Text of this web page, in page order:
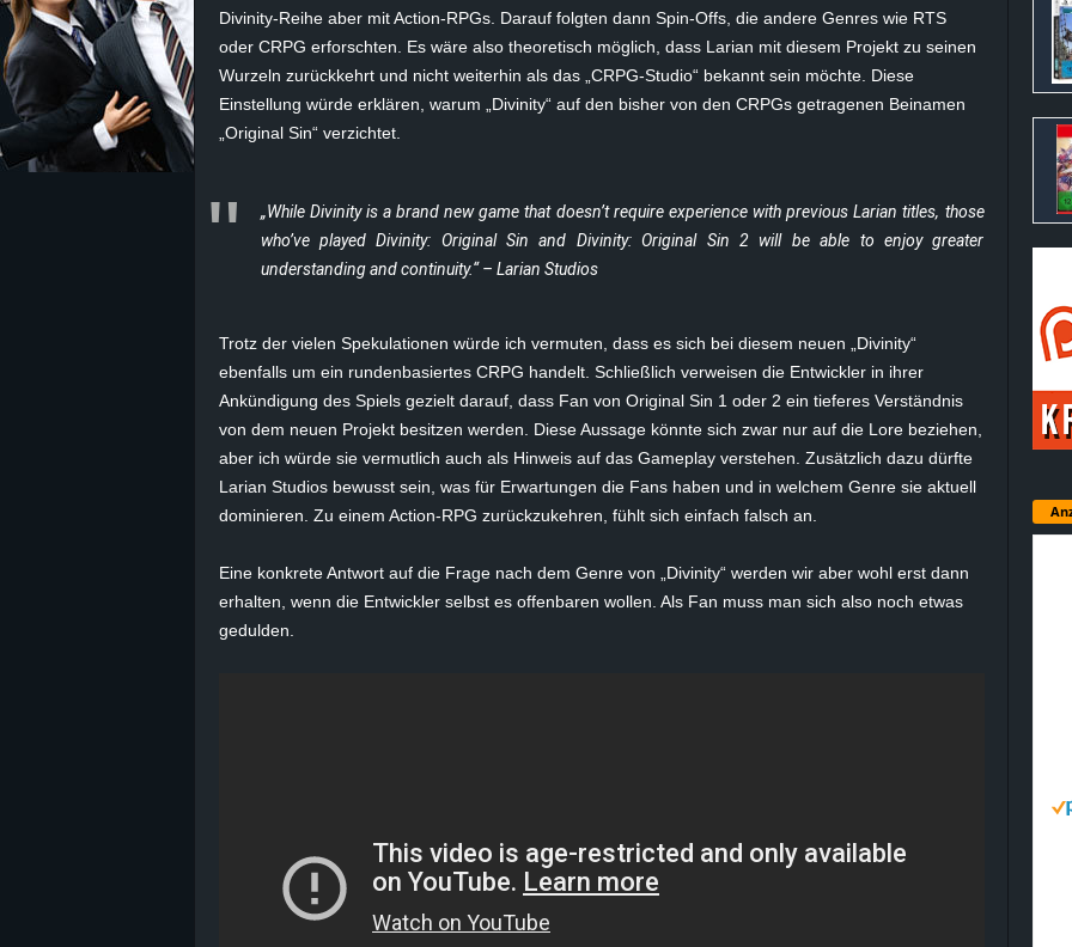
z
e
i
c
t
e
r
B
Divinity-Reihe aber mit Action-RPGs. Darauf folgten dann Spin-Offs, die andere Genres wie RTS
oder CRPG erforschten. Es wäre also theoretisch möglich, dass Larian mit diesem Projekt zu seinen
Wurzeln zurückkehrt und nicht weiterhin als das „CRPG-Studio“ bekannt sein möchte. Diese
Einstellung würde erklären, warum „Divinity“ auf den bisher von den CRPGs getragenen Beinamen
„Original Sin“ verzichtet.
„While Divinity is a brand new game that doesn’t require experience with previous Larian titles, those
who’ve played Divinity: Original Sin and Divinity: Original Sin 2 will be able to enjoy greater
understanding and continuity.“ – Larian Studios
Trotz der vielen Spekulationen würde ich vermuten, dass es sich bei diesem neuen „Divinity“
ebenfalls um ein rundenbasiertes CRPG handelt. Schließlich verweisen die Entwickler in ihrer
Ankündigung des Spiels gezielt darauf, dass Fan von Original Sin 1 oder 2 ein tieferes Verständnis
von dem neuen Projekt besitzen werden. Diese Aussage könnte sich zwar nur auf die Lore beziehen,
aber ich würde sie vermutlich auch als Hinweis auf das Gameplay verstehen. Zusätzlich dazu dürfte
Larian Studios bewusst sein, was für Erwartungen die Fans haben und in welchem Genre sie aktuell
dominieren. Zu einem Action-RPG zurückzukehren, fühlt sich einfach falsch an.
Eine konkrete Antwort auf die Frage nach dem Genre von „Divinity“ werden wir aber wohl erst dann
erhalten, wenn die Entwickler selbst es offenbaren wollen. Als Fan muss man sich also noch etwas
gedulden.